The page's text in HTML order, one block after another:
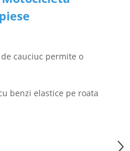
cauciuc permite o
benzi elastice pe roata